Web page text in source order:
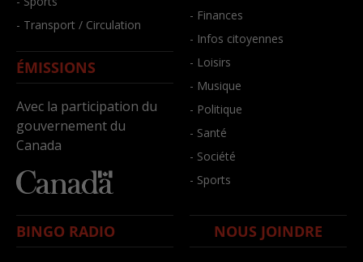
- Transport / Circulation
ÉMISSIONS
Avec la participation du
gouvernement du
Canada
- Finances
- Infos citoyennes
- Loisirs
- Musique
- Politique
- Santé
- Société
- Sports
BINGO RADIO NOUS JOINDRE